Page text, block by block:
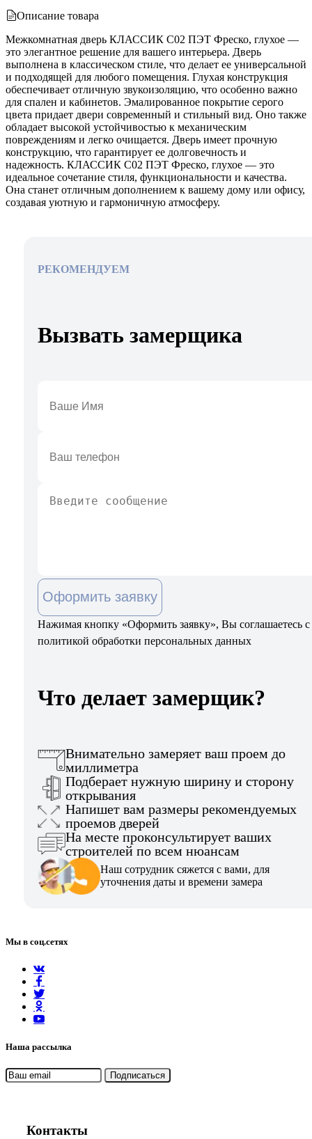
Описание товара
Межкомнатная дверь КЛАССИК C02 ПЭТ Фреско, глухое —
это элегантное решение для вашего интерьера. Дверь
выполнена в классическом стиле, что делает ее универсальной
и подходящей для любого помещения. Глухая конструкция
обеспечивает отличную звукоизоляцию, что особенно важно
для спален и кабинетов. Эмалированное покрытие серого
цвета придает двери современный и стильный вид. Оно также
обладает высокой устойчивостью к механическим
повреждениям и легко очищается. Дверь имеет прочную
конструкцию, что гарантирует ее долговечность и
надежность. КЛАССИК C02 ПЭТ Фреско, глухое — это
идеальное сочетание стиля, функциональности и качества.
Она станет отличным дополнением к вашему дому или офису,
создавая уютную и гармоничную атмосферу.
РЕКОМЕНДУЕМ
Вызвать замерщика
Оформить заявку
Нажимая кнопку «Оформить заявку», Вы соглашаетесь с
политикой обработки персональных данных
Что делает замерщик?
Внимательно замеряет ваш проем до
миллиметра
Подберает нужную ширину и сторону
открывания
Напишет вам размеры рекомендуемых
проемов дверей
На месте проконсультирует ваших
строителей по всем нюансам
Наш сотрудник сяжется с вами, для
уточнения даты и времени замера
Мы в соц.сетях
Наша рассылка
Контакты